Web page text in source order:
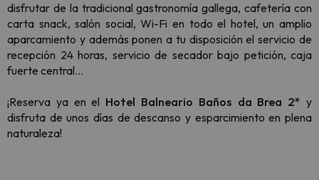
disfrutar de la tradicional gastronomía gallega, cafetería con
carta snack, salón social, Wi-Fi en todo el hotel, un amplio
aparcamiento y además ponen a tu disposición el servicio de
recepción 24 horas, servicio de secador bajo petición, caja
fuerte central...
¡Reserva ya en el Hotel Balneario Baños da Brea 2*y
disfruta de unos días de descanso y esparcimiento en plena
naturaleza!